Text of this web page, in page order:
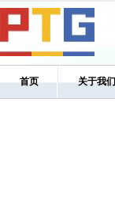
首页 关于我们